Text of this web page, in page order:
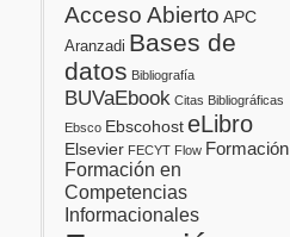
Acceso Abierto APC
Aranzadi Bases de
datos Bibliografía
BUVaEbook Citas Bibliográficas
Ebsco EbscohosteLibro
Elsevier FECYT Flow Formación
Formación en
Competencias
Informacionales